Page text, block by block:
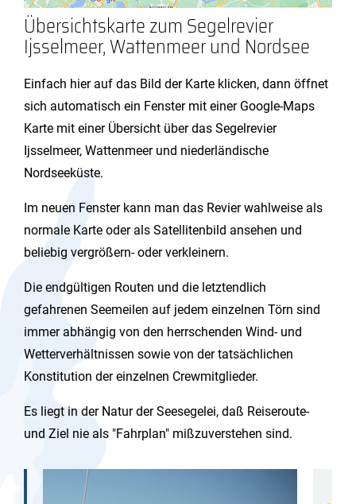
Übersichtskarte zum Segelrevier
Ijsselmeer, Wattenmeer und Nordsee
Einfach hier auf das Bild der Karte klicken, dann öffnet
sich automatisch ein Fenster mit einer Google-Maps
Karte mit einer Übersicht über das Segelrevier
Ijsselmeer, Wattenmeer und niederländische
Nordseeküste.
Im neuen Fenster kann man das Revier wahlweise als
normale Karte oder als Satellitenbild ansehen und
beliebig vergrößern- oder verkleinern.
Die endgültigen Routen und die letztendlich
gefahrenen Seemeilen auf jedem einzelnen Törn sind
immer abhängig von den herrschenden Wind- und
Wetterverhältnissen sowie von der tatsächlichen
Konstitution der einzelnen Crewmitglieder.
Es liegt in der Natur der Seesegelei, daß Reiseroute-
und Ziel nie als "Fahrplan" mißzuverstehen sind.